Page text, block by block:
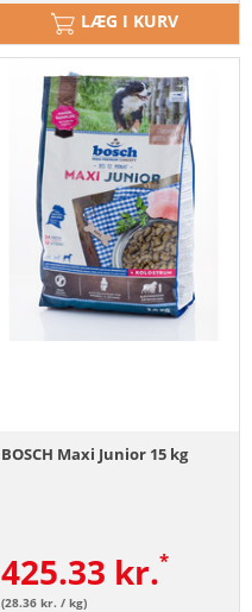
LÆG I KURV
BOSCH Maxi Junior 15 kg
425.33 kr.
(28.36 kr. / kg)